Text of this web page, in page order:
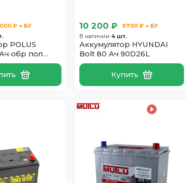
₽ + БУ
POLUS
обр пол
10 200 ₽
9700 ₽ + БУ
В наличии 4 шт.
Аккумулятор HYUNDAI
Bolt 80 Ач 90D26L
Купить